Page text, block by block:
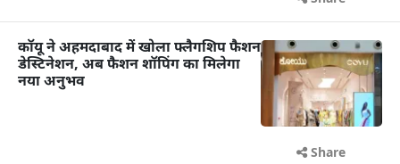
कॉयू ने अहमदाबाद में खोला फ्लैगशिप फैशन
डेस्टिनेशन, अब फैशन शॉपिंग का मिलेगा
नया अनुभव
Share